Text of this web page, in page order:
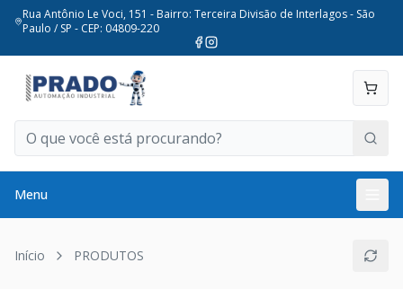
Rua Antônio Le Voci, 151 - Bairro: Terceira Divisão de Interlagos - São
Paulo / SP - CEP: 04809-220
Menu
Início PRODUTOS